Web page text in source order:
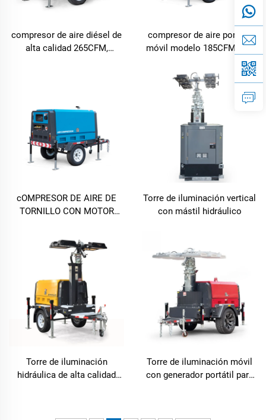
compresor de aire diésel de
alta calidad 265CFM,
compresor de aire portátil
móvil modelo 185CFM con
cOMPRESOR DE AIRE DE
TORNILLO CON MOTOR
Torre de iluminación vertical
con mástil hidráulico
Torre de iluminación
hidráulica de alta calidad
Torre de iluminación móvil
con generador portátil para